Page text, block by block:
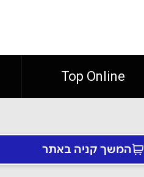
Top Online
המשך קניה באתר